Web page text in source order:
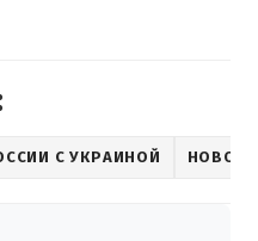
С УКРАИНОЙ